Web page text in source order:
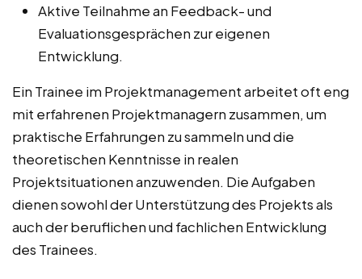
Aktive Teilnahme an Feedback- und
Evaluationsgesprächen zur eigenen
Entwicklung.
Ein Trainee im Projektmanagement arbeitet oft eng
mit erfahrenen Projektmanagern zusammen, um
praktische Erfahrungen zu sammeln und die
theoretischen Kenntnisse in realen
Projektsituationen anzuwenden. Die Aufgaben
dienen sowohl der Unterstützung des Projekts als
auch der beruflichen und fachlichen Entwicklung
des Trainees.